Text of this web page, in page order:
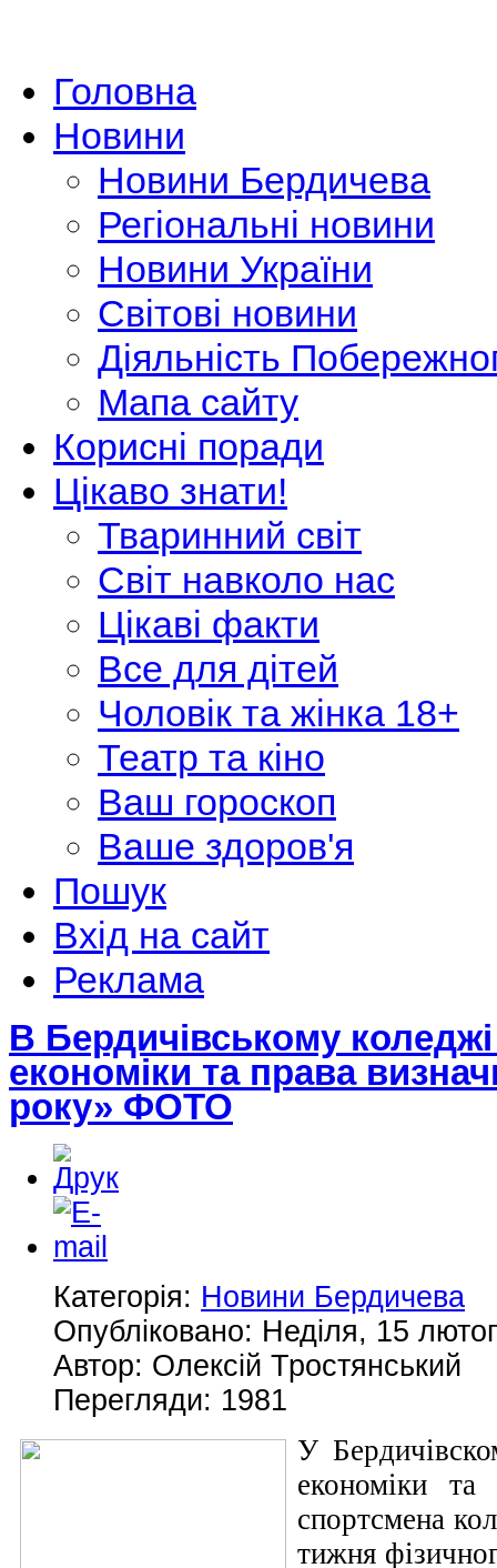
Головна
Новини
Новини Бердичева
Регіональні новини
Новини України
Світові новини
Діяльність
Мапа сайту
Корисні поради
Цікаво знати!
Тваринний світ
Світ навколо нас
Цікаві факти
Все для дітей
Чоловік та жінка 18+
Театр та кіно
Ваш гороскоп
Ваше здоров'я
Пошук
Вхід на сайт
Реклама
В Бердичівському
економіки та права
року» ФОТО
Категорія: Новини Бердичева
Опубліковано: Неділя, 15
Автор: Олексій Тростянський
Перегляди: 1981
У
економіки та
спортсмена
тижня